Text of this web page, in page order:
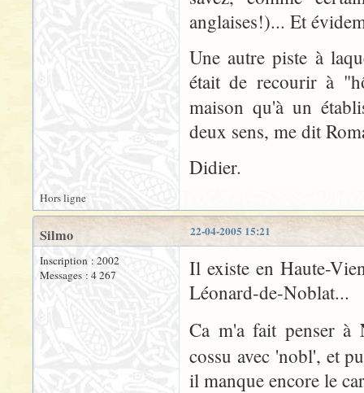
anglaises!)... Et
Une autre piste à
était de recourir à
maison qu'à un
deux sens, me dit
Didier.
Hors ligne
22-04-2005 15:21
Silmo
Inscription : 2002
Messages : 4 267
Il existe en Haute-
Léonard-de-Noblat...
Ca m'a fait penser à
cossu avec 'nobl', et
il manque encore le